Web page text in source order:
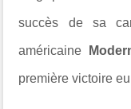
succès de sa
américaine
première victoire